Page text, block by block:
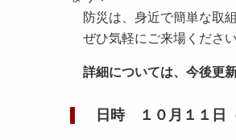
防災は、身近で簡単な取
ぜひ気軽にご来場ください
詳細については、今後更
日時 １０月１１日（